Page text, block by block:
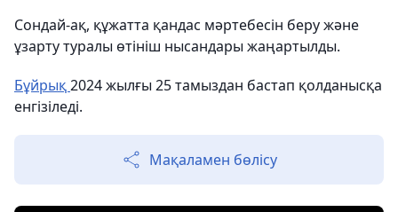
Сондай-ақ, құжатта қандас мәртебесін беру және
ұзарту туралы өтініш нысандары жаңартылды.
Бұйрық2024 жылғы 25 тамыздан бастап қолданысқа
енгізіледі.
Мақаламен бөлісу